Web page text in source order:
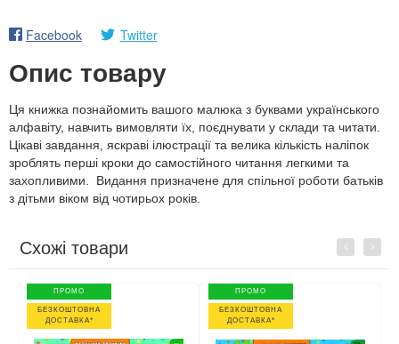
Facebook Twitter
Опис товару
Ця книжка познайомить вашого малюка з буквами українського
алфавіту, навчить вимовляти їх, поєднувати у склади та читати.
Цікаві завдання, яскраві ілюстрації та велика кількість наліпок
зроблять перші кроки до самостійного читання легкими та
захопливими. Видання призначене для спільної роботи батьків
з дітьми віком від чотирьох років.
Схожі товари Previous
ПРОМО
БЕЗКОШТОВНА
ДОСТАВКА*
ПРОМО
БЕЗКОШТОВНА
ДОСТАВКА*
Next